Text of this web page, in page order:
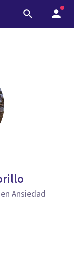
Ansiedad